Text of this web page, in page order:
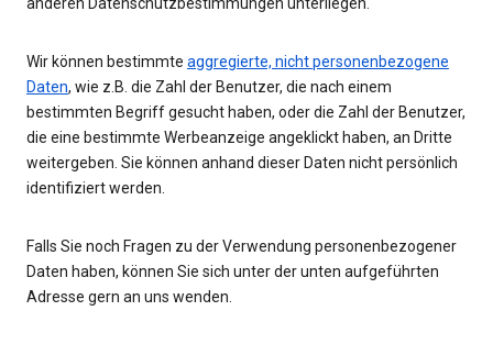
Wir können bestimmte aggregierte, nicht personenbezogene
Daten, wie z.B. die Zahl der Benutzer, die nach einem
bestimmten Begriff gesucht haben, oder die Zahl der Benutzer,
die eine bestimmte Werbeanzeige angeklickt haben, an Dritte
weitergeben. Sie können anhand dieser Daten nicht persönlich
identifiziert werden.
Falls Sie noch Fragen zu der Verwendung personenbezogener
Daten haben, können Sie sich unter der unten aufgeführten
Adresse gern an uns wenden.